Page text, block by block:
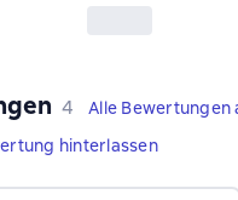
4
4
Alle Bewertungen
hinterlassen